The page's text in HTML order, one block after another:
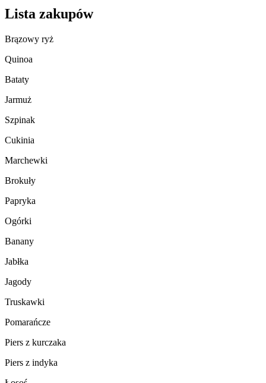
Lista zakupów
Brązowy ryż
Quinoa
Bataty
Jarmuż
Szpinak
Cukinia
Marchewki
Brokuły
Papryka
Ogórki
Banany
Jabłka
Jagody
Truskawki
Pomarańcze
Piers z kurczaka
Piers z indyka